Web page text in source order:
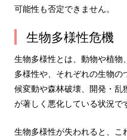
可能性も否定できません。
生物多様性危機
生物多様性とは、動物や植
多様性や、それぞれの生物
候変動や森林破壊、開発・乱
が著しく悪化している状況で
生物多様性が失われると、こ